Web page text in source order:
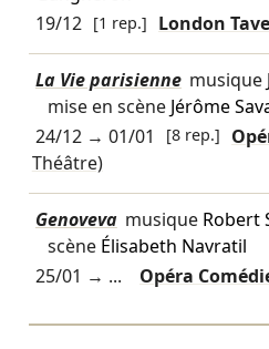
19/12 [1 rep.] London
La Vie parisienne musique
mise en scène Jérôme
24/12→ 01/01 [8 rep.]
Théâtre)
Genoveva musique Robert
scène Élisabeth Navratil
25/01 → ... Opéra